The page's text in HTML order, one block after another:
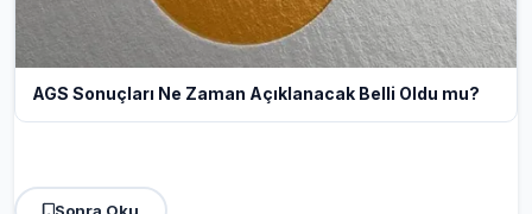
AGS Sonuçları Ne Zaman Açıklanacak Belli Oldu mu?